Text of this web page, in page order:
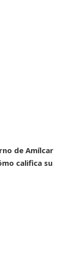
de Amílcar
califica su